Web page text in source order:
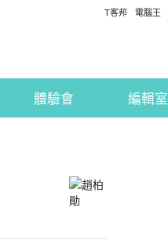
T客邦 電腦王
體驗會 編輯室